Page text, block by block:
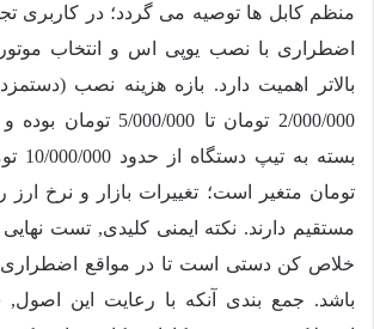
منظم کابل ها توصیه می گردد؛ در کاربری
اضطراری با نصب یوپی اس و انتخاب
بالاتر اهمیت دارد. بازه هزینه نصب
2/000/000 تومان تا 5/000/000 تومان بوده
بسته به تیپ دستگاه از حدود 10/000/000
تومان متغیر است؛ تغییرات بازار و نرخ ارز
مستقیم دارند. نکته ایمنی کلیدی, تست
خلاص کن دستی است تا در مواقع
باشد. جمع بندی آنکه با رعایت این اصول,